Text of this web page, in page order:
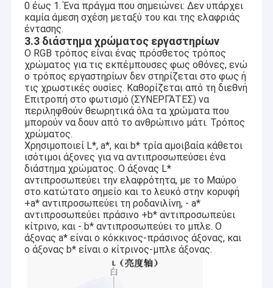
0 έως 1. Ένα πράγμα που σημειώνει: Δεν υπάρχει
καμία άμεση σχέση μεταξύ του και της ελαφριάς
έντασης.
3.3 διάστημα χρώματος εργαστηρίων
Ο RGB τρόπος είναι ένας πρόσθετος τρόπος
χρώματος για τις εκπέμπουσες φως οθόνες, ενώ
ο τρόπος εργαστηρίων δεν στηρίζεται στο φως ή
τις χρωστικές ουσίες. Καθορίζεται από τη διεθνή
Επιτροπή στο φωτισμό (ΣΥΝΕΡΓΆΤΕΣ) να
περιληφθούν θεωρητικά όλα τα χρώματα που
μπορούν να δουν από το ανθρώπινο μάτι. Τρόπος
χρώματος.
Χρησιμοποιεί L*, a*, και b* τρία αμοιβαία κάθετοι
ισότιμοι άξονες για να αντιπροσωπεύσει ένα
διάστημα χρώματος. Ο άξονας L*
αντιπροσωπεύει την ελαφρότητα, με το Μαύρο
στο κατώτατο σημείο και το λευκό στην κορυφή
+a* αντιπροσωπεύει τη ροδανιλίνη, - a*
αντιπροσωπεύει πράσινο +b* αντιπροσωπεύει
κίτρινο, και - b* αντιπροσωπεύει το μπλε. Ο
άξονας a* είναι ο κόκκινος-πράσινος άξονας, και
ο άξονας b* είναι ο κίτρινος-μπλε άξονας.